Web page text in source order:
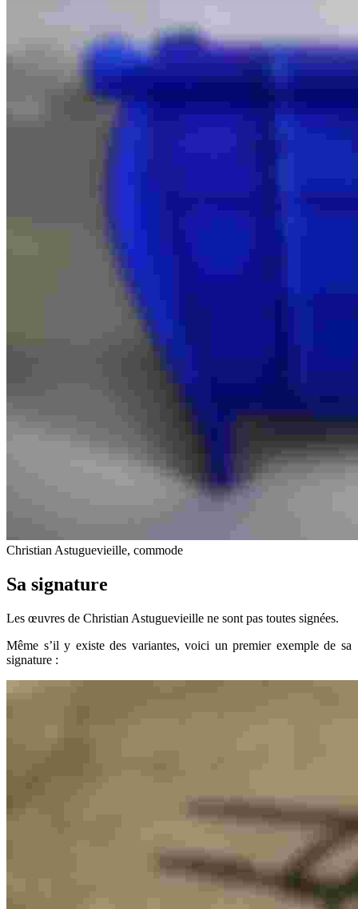
Christian Astuguevieille, commode
Sa signature
Les œuvres de Christian Astuguevieille ne sont pas toutes signées.
Même s’il y existe des variantes, voici un premier exemple de sa
signature :